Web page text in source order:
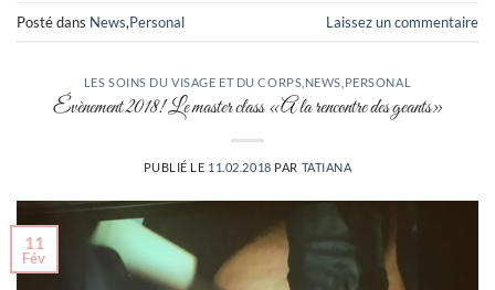
Posté dans News,Personal Laissez un commentaire
LES SOINS DU VISAGE ET DU CORPS NEWS PERSONAL
Évènement 2018! Le master class «A la rencontre des geants»
PUBLIÉ LE 11.02.2018 PAR TATIANA
11
Fév